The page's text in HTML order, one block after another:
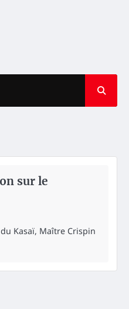
sur le
Kasaï, Maître Crispin